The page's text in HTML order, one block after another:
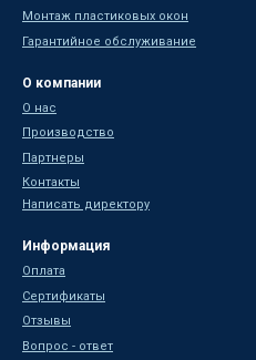
Монтаж пластиковых окон
Гарантийное обслуживание
О компании
О нас
Производство
Партнеры
Контакты
Написать директору
Информация
Оплата
Сертификаты
Отзывы
Вопрос - ответ